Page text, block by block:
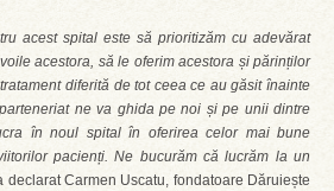
acest spital este să prioritizăm cu adevărat
acestora, să le oferim acestora și părinților
diferită de tot ceea ce au găsit înainte
ne va ghida pe noi și pe unii dintre
în noul spital în oferirea celor mai bune
pacienți. Ne bucurăm că lucrăm la un
declarat Carmen Uscatu, fondatoare Dăruiește